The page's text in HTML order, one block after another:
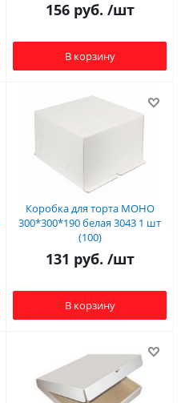
156руб. /шт
В корзину
Коробка для торта МОНО
300*300*190 белая 3043 1 шт
(100)
131 руб. /шт
В корзину